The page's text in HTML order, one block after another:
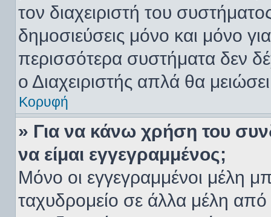
τον διαχειριστή του
δημοσιεύσεις μόνο και μόνο
περισσότερα συστήματα δεν
ο Διαχειριστής απλά θα
Κορυφή
» Για να κάνω χρήση του
να είμαι εγγεγραμμένος;
Μόνο οι εγγεγραμμένοι μέλη
ταχυδρομείο σε άλλα μέλη